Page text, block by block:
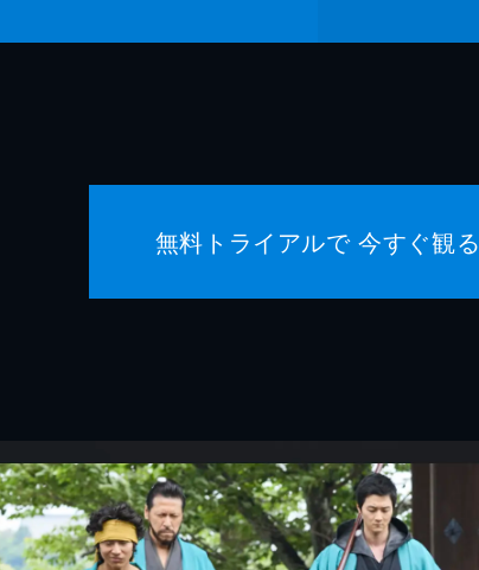
無料トライアルで 今すぐ観る